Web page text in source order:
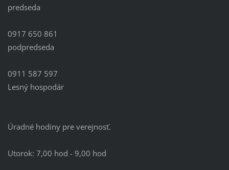
predseda
0917 650 861
podpredseda
0911 587 597
Lesný hospodár
Úradné hodiny pre verejnosť.
Utorok: 7,00 hod - 9,00 hod